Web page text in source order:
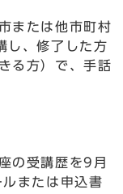
または他市町村
し、修了した方
る方）で、手話
の受講歴を9月
または申込書